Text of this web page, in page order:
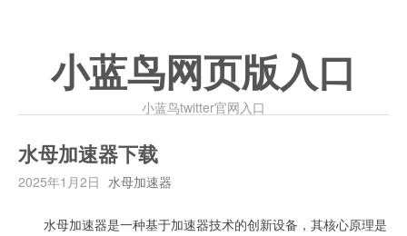
小蓝鸟网页版入口
小蓝鸟twitter官网入口
水母加速器下载
2025年1月2日 水母加速器
水母加速器是一种基于加速器技术的创新设备，其核心原理是